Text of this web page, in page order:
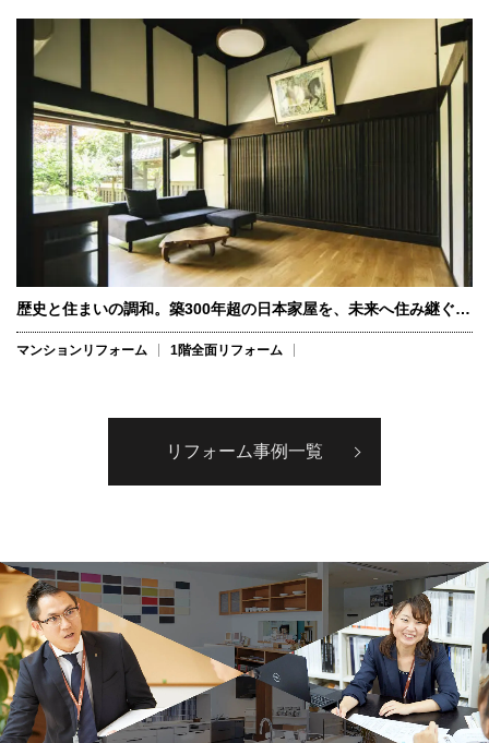
歴史と住まいの調和。築300年超の日本家屋を、未来へ住み継ぐ…
マンションリフォーム 1階全面リフォーム
リフォーム事例一覧